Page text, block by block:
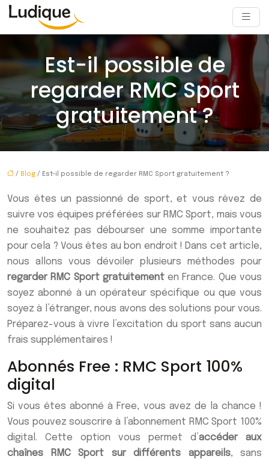
Est-il possible de
regarder RMC Sport
gratuitement ?
/ Blog / Est-il possible de regarder RMC Sport gratuitement ?
Vous êtes un passionné de sport, et vous rêvez de
suivre vos équipes préférées sur RMC Sport, mais vous
ne souhaitez pas débourser une somme importante
pour cela ? Vous êtes au bon endroit ! Dans cet article,
nous allons vous dévoiler plusieurs méthodes pour
regarder RMC Sport gratuitementen France. Que vous
soyez abonné à un opérateur spécifique ou que vous
soyez à l’étranger, nous avons des solutions pour vous.
Préparez-vous à vivre l’excitation du sport sans aucun
frais supplémentaires !
Abonnés Free : RMC Sport 100%
digital
Si vous êtes abonné à Free, vous avez de la chance !
Vous pouvez souscrire à l’abonnement RMC Sport 100%
digital. Cette option vous permet d’accéder aux
chaînes RMC Sport sur différents appareils, sans